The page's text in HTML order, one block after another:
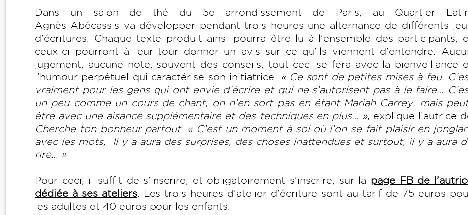
Dans un salon de thé du 5e arrondissement de Paris, au Quartier
Agnès Abécassis va développer pendant trois heures une alternance de différents
d’écritures. Chaque texte produit ainsi pourra être lu à l’ensemble des participants,
ceux-ci pourront à leur tour donner un avis sur ce qu’ils viennent d’entendre.
jugement, aucune note, souvent des conseils, tout ceci se fera avec la bienveillance
l’humour perpétuel qui caractérise son initiatrice.
« Ce sont de petites mises à feu.
vraiment pour les gens qui ont envie d’écrire et qui ne s’autorisent pas à le faire…
un peu comme un cours de chant, on n’en sort pas en étant Mariah Carrey, mais
être avec une aisance supplémentaire et des techniques en plus… », explique l’autrice
Cherche ton bonheur partout. « C’est un moment à soi où l’on se fait plaisir en
avec les mots, Il y a aura des surprises, des choses inattendues et surtout, il y a aura
rire… »
Pour ceci, il suffit de s’inscrire, et obligatoirement s’inscrire, sur la page FB de
dédiée à ses ateliers . Les trois heures d’atelier d’écriture sont au tarif de 75 euros
les adultes et 40 euros pour les enfants.